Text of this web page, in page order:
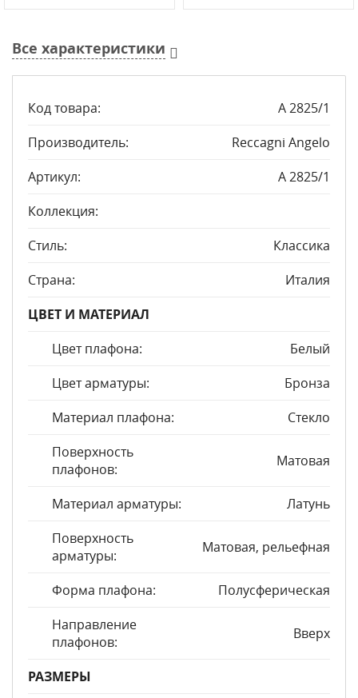
Все характеристики
Код товара:
A 2825/1
Производитель:
Reccagni Angelo
Артикул:
A 2825/1
Коллекция:
Стиль:
Классика
Страна:
Италия
ЦВЕТ И МАТЕРИАЛ
Цвет плафона:
Белый
Цвет арматуры:
Бронза
Материал плафона:
Стекло
Поверхность
плафонов:
Матовая
Материал арматуры:
Латунь
Поверхность
арматуры:
Матовая, рельефная
Форма плафона:
Полусферическая
Направление
плафонов:
Вверх
РАЗМЕРЫ